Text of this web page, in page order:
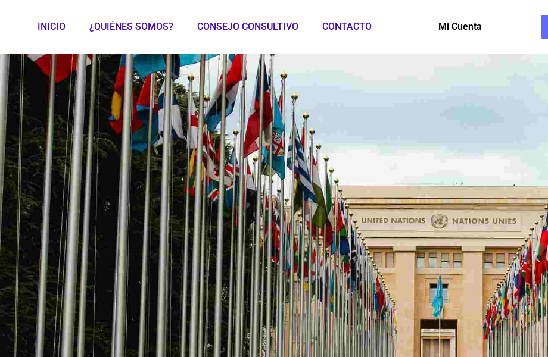
INICIO ¿QUIÉNES SOMOS? CONSEJO CONSULTIVO CONTACTO Mi Cuenta